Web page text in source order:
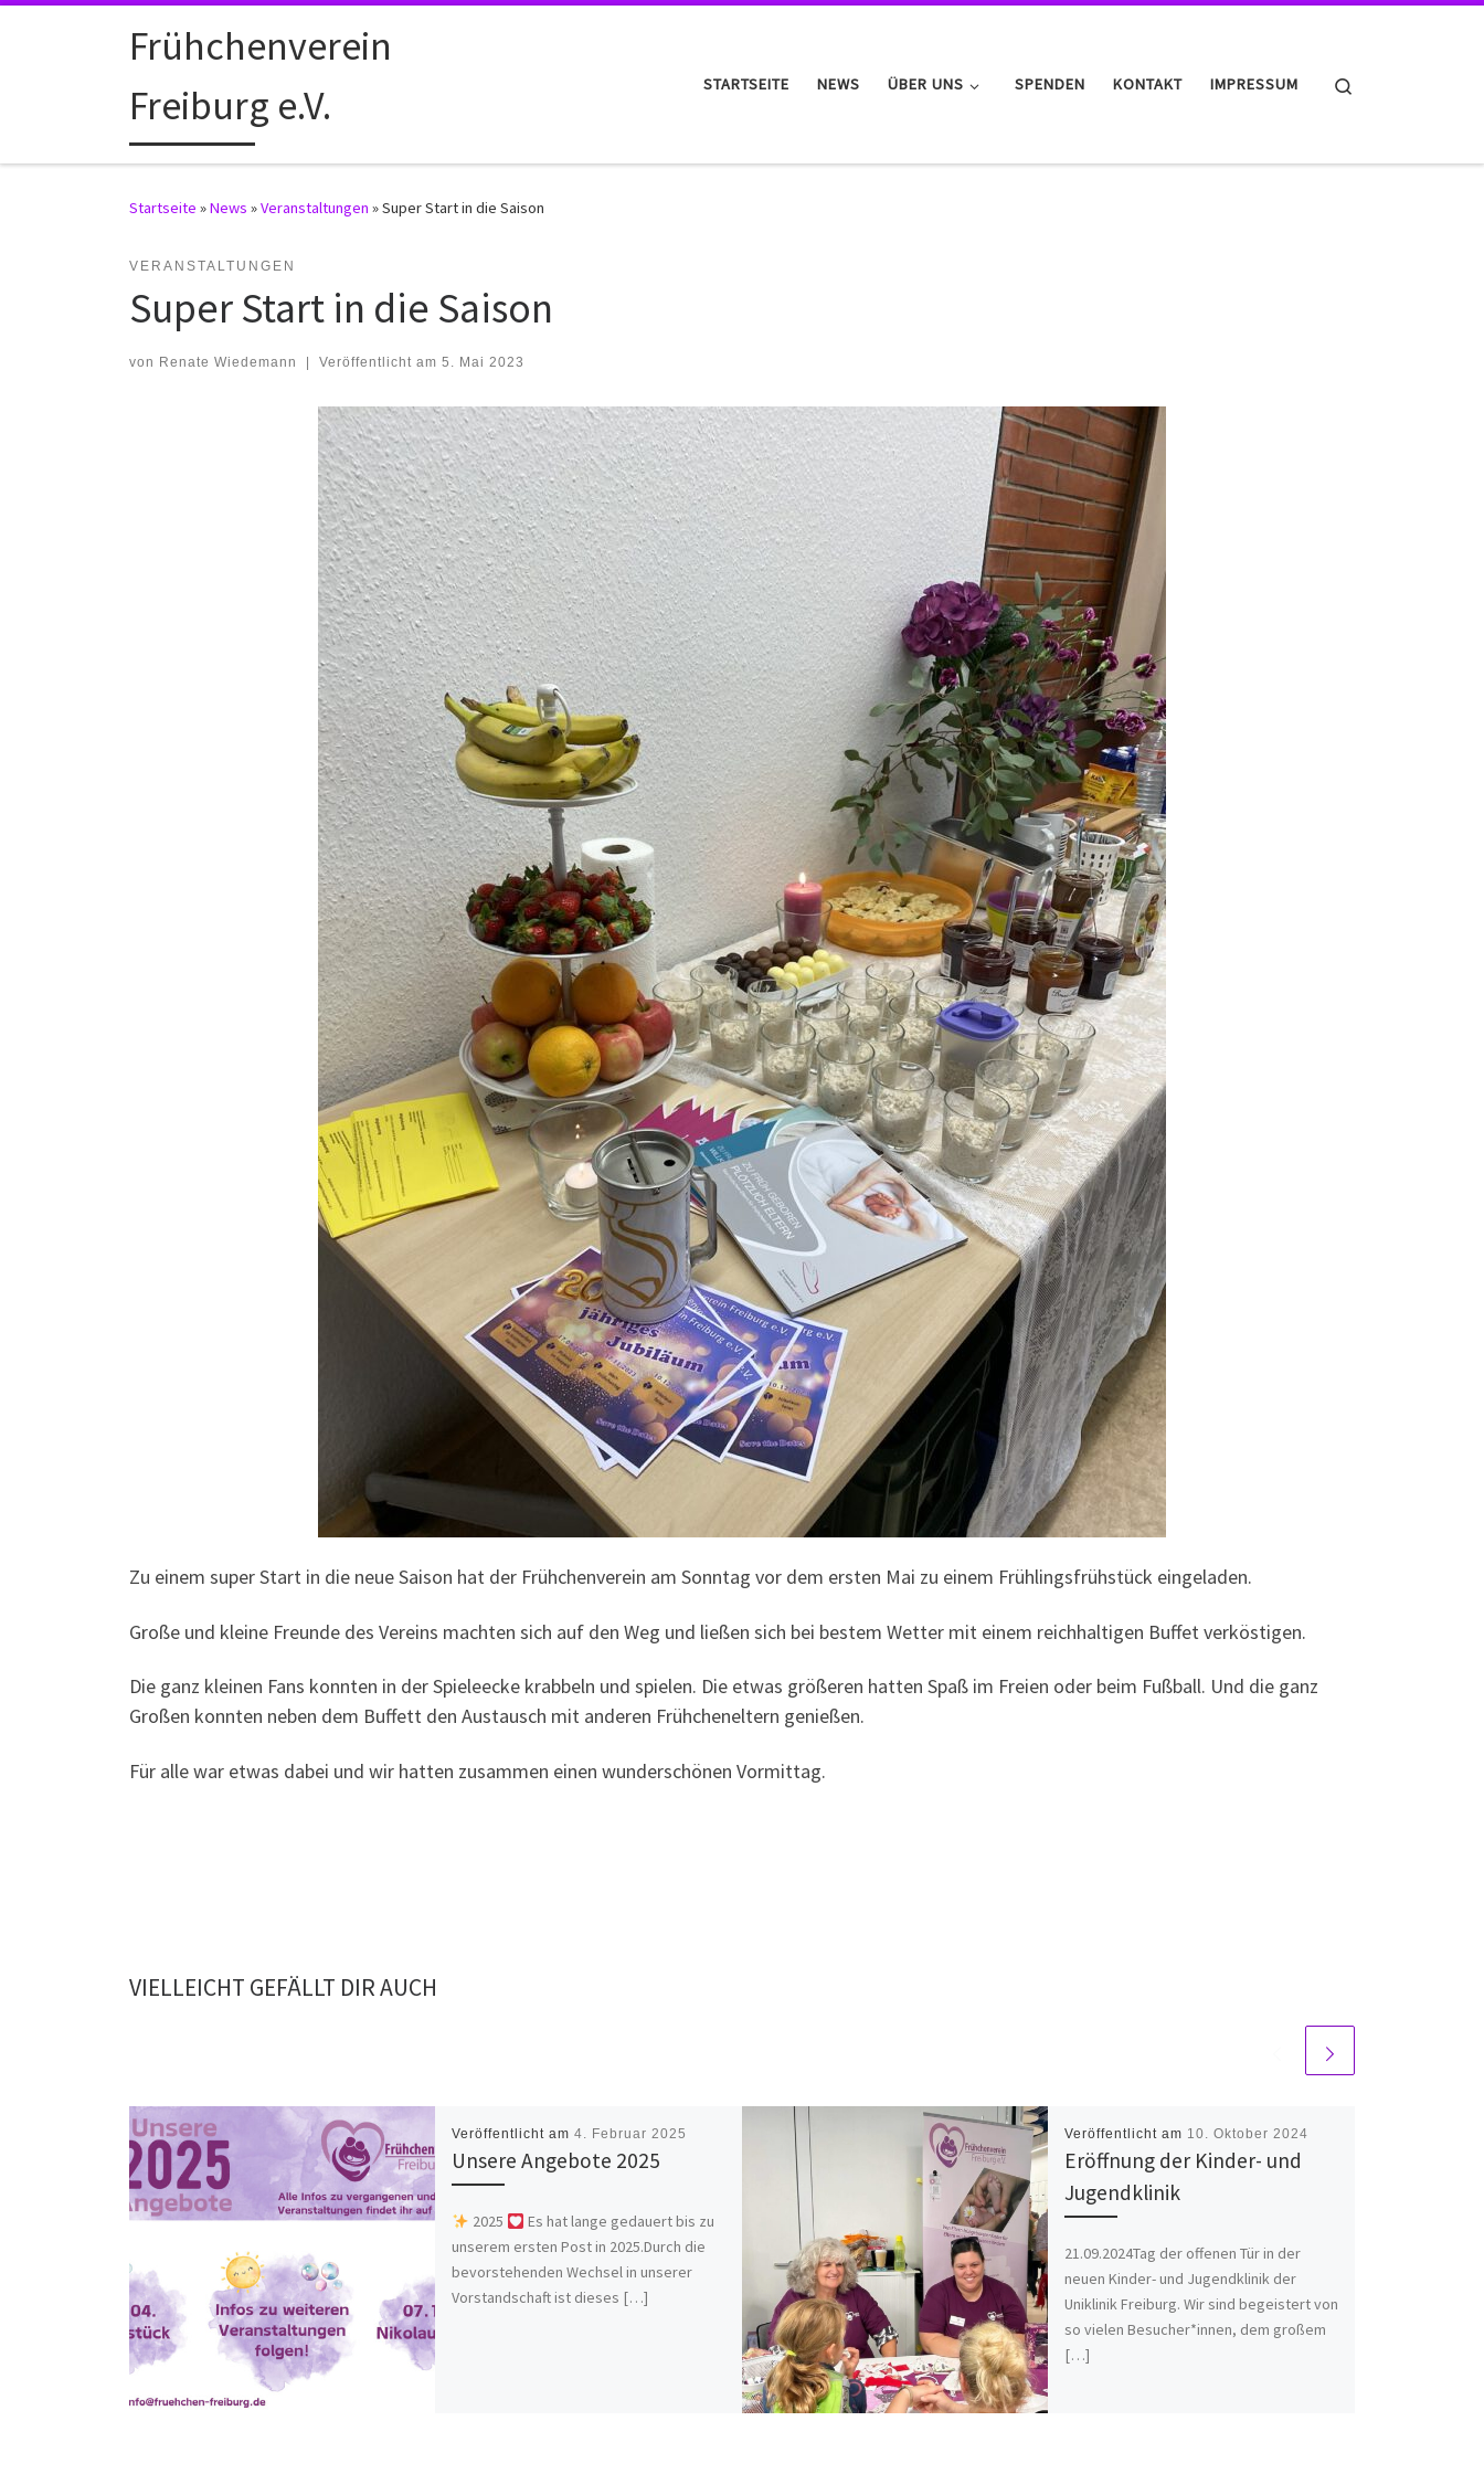
Zum Inhalt springenFrühchenverein
Freiburg e.V.
STARTSEITE NEWS ÜBER UNS SPENDEN KONTAKT IMPRESSUM
Startseite »News »Veranstaltungen »Super Start in die Saison
VERANSTALTUNGEN
Super Start in die Saison
von Renate Wiedemann | Veröffentlicht am 5. Mai 2023
Zu einem super Start in die neue Saison hat der Frühchenverein am Sonntag vor dem ersten Mai zu einem Frühlingsfrühstück eingeladen.
Große und kleine Freunde des Vereins machten sich auf den Weg und ließen sich bei bestem Wetter mit einem reichhaltigen Buffet verköstigen.
Die ganz kleinen Fans konnten in der Spieleecke krabbeln und spielen. Die etwas größeren hatten Spaß im Freien oder beim Fußball. Und die ganz
Großen konnten neben dem Buffett den Austausch mit anderen Frühcheneltern genießen.
Für alle war etwas dabei und wir hatten zusammen einen wunderschönen Vormittag.
VIELLEICHT GEFÄLLT DIR AUCH
Veröffentlicht am 4. Februar 2025
Unsere Angebote 2025
2025
Es hat lange gedauert bis zu
unserem ersten Post in 2025.Durch die
bevorstehenden Wechsel in unserer
Vorstandschaft ist dieses […]
Veröffentlicht am 10. Oktober 2024
Eröffnung der Kinder- und
Jugendklinik
21.09.2024Tag der offenen Tür in der
neuen Kinder- und Jugendklinik der
Uniklinik Freiburg. Wir sind begeistert von
so vielen Besucher*innen, dem großem
[…]